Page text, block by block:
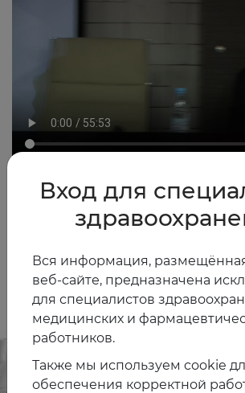
0
Другие видео
Вход для
Вся информация,
веб-сайте, предназначена
для специалистов
медицинских и
работников.
Также мы используем cookie
обеспечения корректной